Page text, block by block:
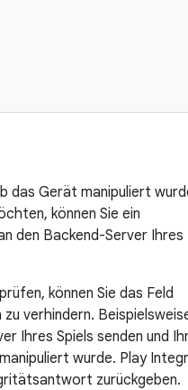
das Gerät manipuliert
können Sie ein
den Backend-Server Ihres
können Sie das Feld
verhindern.
Ihres Spiels senden und
wurde. Play
zurückgeben.